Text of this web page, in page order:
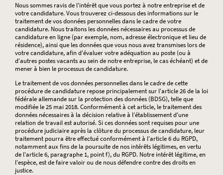
Nous sommes ravis de l'intérêt que vous portez à notre entreprise et de
votre candidature. Vous trouverez ci-dessous des informations sur le
traitement de vos données personnelles dans le cadre de votre
candidature. Nous traitons les données nécessaires au processus de
candidature en ligne (par exemple, nom, adresse électronique et lieu de
résidence), ainsi que les données que vous nous avez transmises lors de
votre candidature, afin d'évaluer votre adéquation au poste (ou à
d'autres postes vacants au sein de notre entreprise, le cas échéant) et de
mener à bien le processus de candidature.
Le traitement de vos données personnelles dans le cadre de cette
procédure de candidature repose principalement sur l'article 26 de la loi
fédérale allemande sur la protection des données (BDSG), telle que
modifiée le 25 mai 2018. Conformément à cet article, le traitement des
données nécessaires à la décision relative à l'établissement d'une
relation de travail est autorisé. Si ces données sont requises pour une
procédure judiciaire après la clôture du processus de candidature, leur
traitement pourra être effectué conformément à l'article 6 du RGPD,
notamment aux fins de la poursuite de nos intérêts légitimes, en vertu
de l'article 6, paragraphe 1, point f), du RGPD. Notre intérêt légitime, en
l'espèce, est de faire valoir ou de nous défendre contre des droits en
justice.